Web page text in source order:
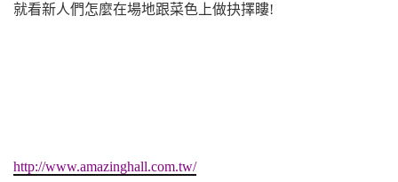
就看新人們怎麼在場地跟菜色上做抉擇瞜!
http://www.amazinghall.com.tw/